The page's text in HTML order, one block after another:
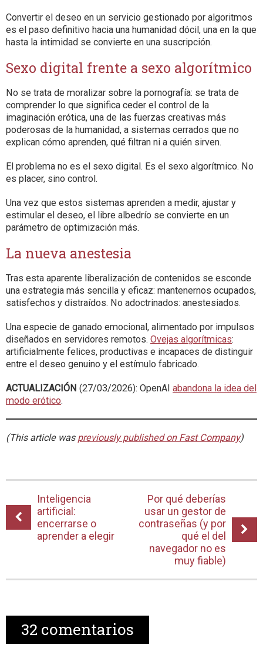
Convertir el deseo en un servicio gestionado por algoritmos
es el paso definitivo hacia una humanidad dócil, una en la que
hasta la intimidad se convierte en una suscripción.
Sexo digital frente a sexo algorítmico
No se trata de moralizar sobre la pornografía: se trata de
comprender lo que significa ceder el control de la
imaginación erótica, una de las fuerzas creativas más
poderosas de la humanidad, a sistemas cerrados que no
explican cómo aprenden, qué filtran ni a quién sirven.
El problema no es el sexo digital. Es el sexo algorítmico. No
es placer, sino control.
Una vez que estos sistemas aprenden a medir, ajustar y
estimular el deseo, el libre albedrío se convierte en un
parámetro de optimización más.
La nueva anestesia
Tras esta aparente liberalización de contenidos se esconde
una estrategia más sencilla y eficaz: mantenernos ocupados,
satisfechos y distraídos. No adoctrinados: anestesiados.
Una especie de ganado emocional, alimentado por impulsos
diseñados en servidores remotos. Ovejas algorítmicas:
artificialmente felices, productivas e incapaces de distinguir
entre el deseo genuino y el estímulo fabricado.
ACTUALIZACIÓN (27/03/2026): OpenAI abandona la idea del
modo erótico.
(This article was previously published on Fast Company)
Inteligencia
artificial:
encerrarse o
aprender a elegir
Por qué deberías
usar un gestor de
contraseñas (y por
qué el del
navegador no es
muy fiable)
32 comentarios